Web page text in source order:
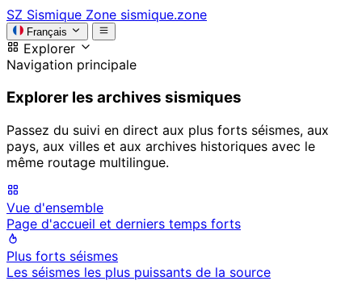
SZ Sismique Zone sismique.zone
Français
Explorer
Navigation principale
Explorer les archives sismiques
Passez du suivi en direct aux plus forts séismes, aux
pays, aux villes et aux archives historiques avec le
même routage multilingue.
Vue d'ensemble
Page d'accueil et derniers temps forts
Plus forts séismes
Les séismes les plus puissants de la source